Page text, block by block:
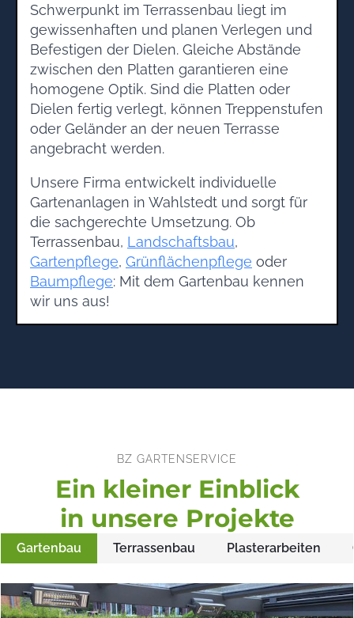
Schwerpunkt im Terrassenbau liegt im
gewissenhaften und planen Verlegen und
Befestigen der Dielen. Gleiche Abstände
zwischen den Platten garantieren eine
homogene Optik. Sind die Platten oder
Dielen fertig verlegt, können Treppenstufen
oder Geländer an der neuen Terrasse
angebracht werden.
Unsere Firma entwickelt individuelle
Gartenanlagen in Wahlstedt und sorgt für
die sachgerechte Umsetzung. Ob
Terrassenbau, Landschaftsbau,
Gartenpflege, Grünflächenpflege oder
Baumpflege: Mit dem Gartenbau kennen
wir uns aus!
BZ GARTENSERVICE
Ein kleiner Einblick
in unsere Projekte
Gartenbau Terrassenbau Plasterarbeiten